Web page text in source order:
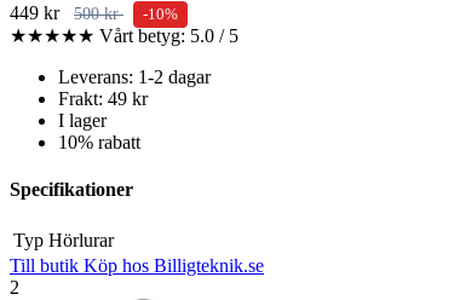
449 kr
500 kr -10%
★★★★★ Vårt betyg: 5.0 / 5
Leverans: 1-2 dagar
Frakt: 49 kr
I lager
10% rabatt
Specifikationer
Typ Hörlurar
Till butik Köp hos Billigteknik.se
2